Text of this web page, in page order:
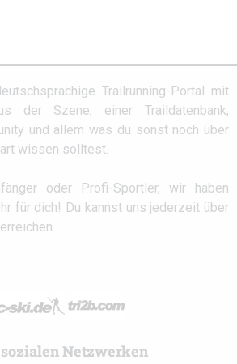
Trailrunning-Portal mit
der Szene, einer Traildatenbank,
und allem was du sonst noch über
wissen solltest.
oder Profi-Sportler, wir haben
für dich! Du kannst uns jederzeit über
erreichen.
Netzwerken